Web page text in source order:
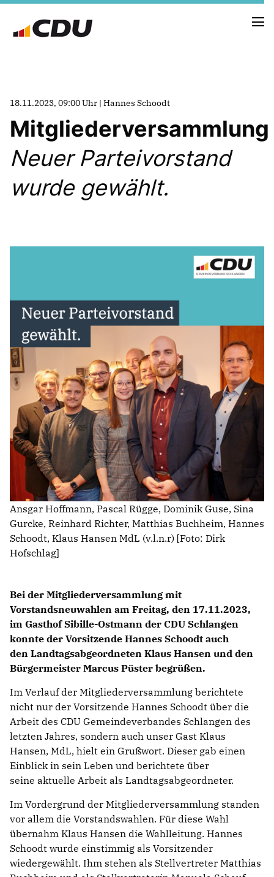
NEUIGKEITEN
FRAKTION
VORSTAND
RAT
SACHKUNDIGE BÜRGER
Mitglied werden
SPENDEN
18.11.2023, 09:00 Uhr | Hannes Schoodt
Mitgliederversammlung
Neuer Parteivorstand
wurde gewählt.
Bei der Mitgliederversammlung mit
Vorstandsneuwahlen am Freitag, den 17.11.2023,
im Gasthof Sibille-Ostmann der CDU Schlangen
konnte der Vorsitzende Hannes Schoodt auch
den Landtagsabgeordneten Klaus Hansen und den
Bürgermeister Marcus Püster begrüßen.
Im Verlauf der Mitgliederversammlung berichtete
nicht nur der Vorsitzende Hannes Schoodt über die
Arbeit des CDU Gemeindeverbandes Schlangen des
letzten Jahres, sondern auch unser Gast Klaus
Hansen, MdL, hielt ein Grußwort. Dieser gab einen
Einblick in sein Leben und berichtete über
seine aktuelle Arbeit als Landtagsabgeordneter.
Im Vordergrund der Mitgliederversammlung standen
vor allem die Vorstandswahlen. Für diese Wahl
übernahm Klaus Hansen die Wahlleitung. Hannes
Schoodt wurde einstimmig als Vorsitzender
wiedergewählt. Ihm stehen als Stellvertreter Matthias
Ansgar Hoffmann, Pascal Rügge, Dominik Guse, Sina
Gurcke, Reinhard Richter, Matthias Buchheim, Hannes
Schoodt, Klaus Hansen MdL (v.l.n.r) [Foto: Dirk
Hofschlag]